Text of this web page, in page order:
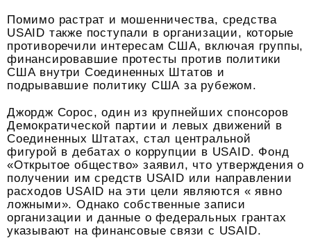
Помимо растрат и мошенничества, средства
USAID также поступали в организации, которые
противоречили интересам США, включая группы,
финансировавшие протесты против политики
США внутри Соединенных Штатов и
подрывавшие политику США за рубежом.
Джордж Сорос, один из крупнейших спонсоров
Демократической партии и левых движений в
Соединенных Штатах, стал центральной
фигурой в дебатах о коррупции в USAID. Фонд
«Открытое общество» заявил, что утверждения о
получении им средств USAID или направлении
расходов USAID на эти цели являются « явно
ложными». Однако собственные записи
организации и данные о федеральных грантах
указывают на финансовые связи с USAID.